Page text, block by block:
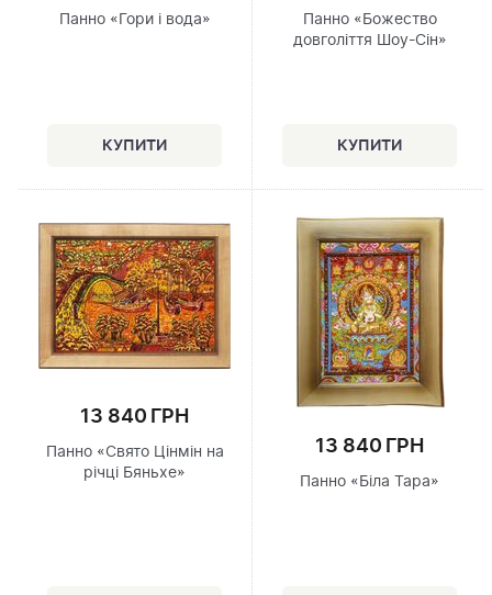
Панно «Гори і вода»
Панно «Божество
довголіття Шоу-Сін»
13 840 ГРН
Панно «Свято Цінмін на
річці Бяньхе»
13 840 ГРН
Панно «Біла Тара»